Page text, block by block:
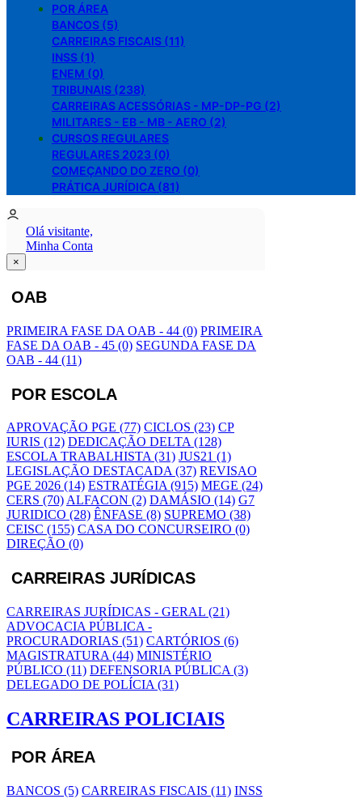
POR ÁREA
BANCOS (5)
CARREIRAS FISCAIS (11)
INSS (1)
ENEM (0)
TRIBUNAIS (238)
CARREIRAS ACESSÓRIAS - MP-DP-PG (2)
MILITARES - EB - MB - AERO (2)
CURSOS REGULARES
REGULARES 2023 (0)
COMEÇANDO DO ZERO (0)
PRÁTICA JURÍDICA (81)
Olá visitante,
Minha Conta
×
OAB
PRIMEIRA FASE DA OAB - 44 (0) PRIMEIRA
FASE DA OAB - 45 (0) SEGUNDA FASE DA
OAB - 44 (11)
POR ESCOLA
APROVAÇÃO PGE (77) CICLOS (23) CP
IURIS (12) DEDICAÇÃO DELTA (128)
ESCOLA TRABALHISTA (31) JUS21 (1)
LEGISLAÇÃO DESTACADA (37) REVISAO
PGE 2026 (14) ESTRATÉGIA (915) MEGE (24)
CERS (70)ALFACON (2) DAMÁSIO (14) G7
JURIDICO (28) ÊNFASE (8) SUPREMO (38)
CEISC (155) CASA DO CONCURSEIRO (0)
DIREÇÃO (0)
CARREIRAS JURÍDICAS
CARREIRAS JURÍDICAS - GERAL (21)
ADVOCACIA PÚBLICA -
PROCURADORIAS (51) CARTÓRIOS (6)
MAGISTRATURA (44) MINISTÉRIO
PÚBLICO (11) DEFENSORIA PÚBLICA (3)
DELEGADO DE POLÍCIA (31)
CARREIRAS POLICIAIS
POR ÁREA
BANCOS (5) CARREIRAS FISCAIS (11) INSS